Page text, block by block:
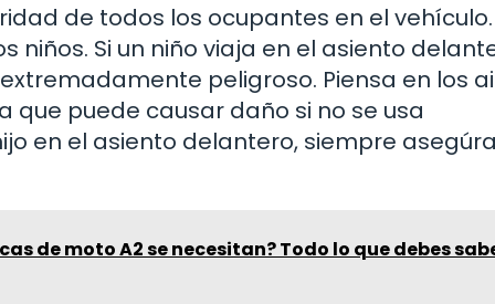
de todos los ocupantes en el vehículo.
Si un niño viaja en el asiento
peligroso. Piensa en los
puede causar daño si no se usa
en el asiento delantero, siempre
de moto A2 se necesitan? Todo lo que debes